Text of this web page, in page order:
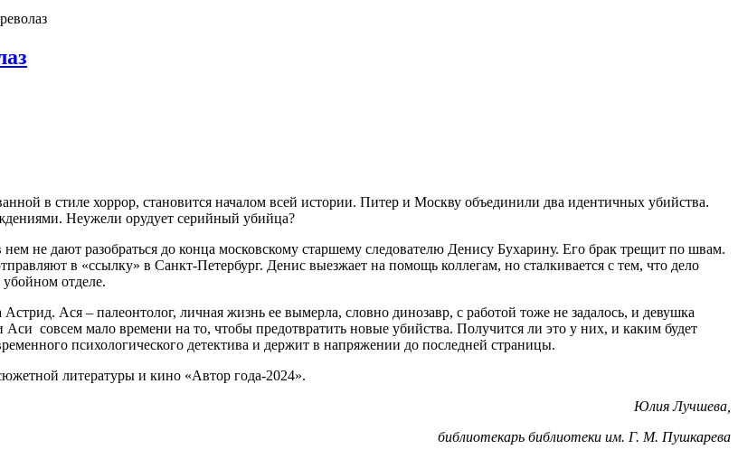
в стиле хоррор, становится началом всей истории. Питер и Москву объединили два идентичных убийства.
Неужели орудует серийный убийца?
не дают разобраться до конца московскому старшему следователю Денису Бухарину. Его брак трещит по швам.
в «ссылку» в Санкт-Петербург. Денис выезжает на помощь коллегам, но сталкивается с тем, что дело
отделе.
Ася – палеонтолог, личная жизнь ее вымерла, словно динозавр, с работой тоже не задалось, и девушка
совсем мало времени на то, чтобы предотвратить новые убийства. Получится ли это у них, и каким будет
психологического детектива и держит в напряжении до последней страницы.
литературы и кино «Автор года-2024».
Юлия Лучшева,
библиотекарь библиотеки им. Г. М. Пушкарева